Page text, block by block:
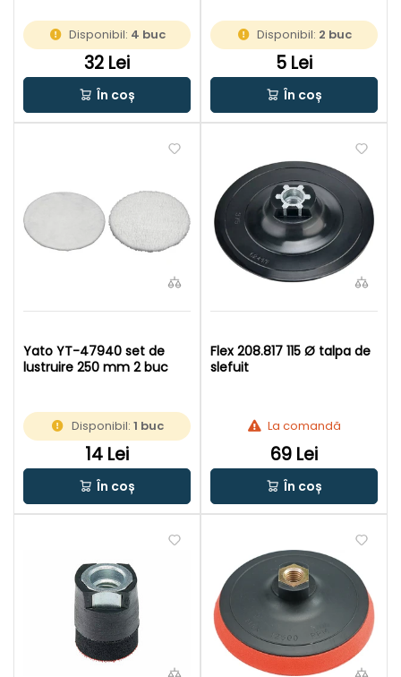
Disponibil: 4 buc
32 Lei
În coș
Disponibil: 2 buc
5 Lei
În coș
Yato YT-47940 set de
lustruire 250 mm 2 buc
Disponibil: 1 buc
14 Lei
În coș
Flex 208.817 115 Ø talpa de
slefuit
La comandă
69 Lei
În coș